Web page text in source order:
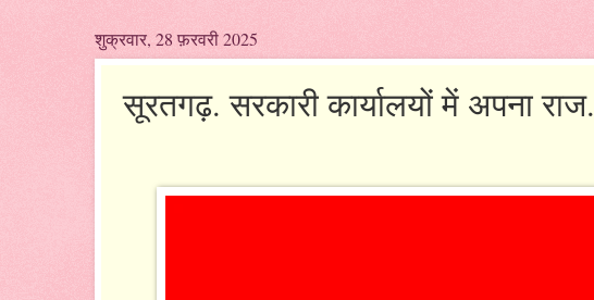
शुक्रवार, 28 फ़रवरी 2025
सूरतगढ़. सरकारी कार्यालयों में अपना राज.